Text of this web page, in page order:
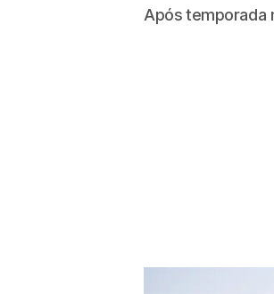
Após temporada